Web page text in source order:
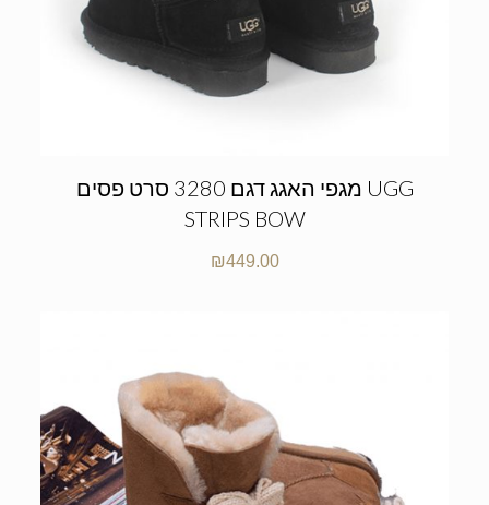
מגפי האגג דגם 3280 סרט פסים UGG
STRIPS BOW
₪449.00